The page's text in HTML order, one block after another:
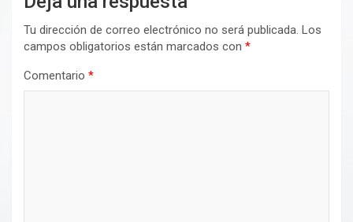
Tu dirección de correo electrónico no será publicada. Los
campos obligatorios están marcados con *
Comentario *